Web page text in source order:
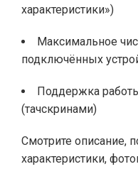
характеристики»)
Максимальное
подключённых
Поддержка
(тачскринами)
Смотрите описание,
характеристики,